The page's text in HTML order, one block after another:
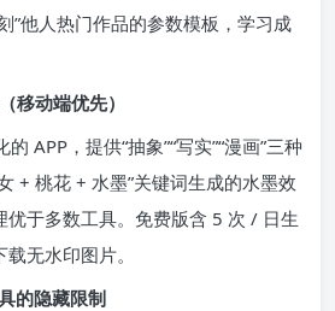
”他人热门作品的参数模板，学习成
动端优先）
APP，提供“抽象”“写实”“漫画”三种
+ 桃花 + 水墨”关键词生成的水墨效
优于多数工具。免费版含 5 次 / 日生
无水印图片。
的隐藏限制